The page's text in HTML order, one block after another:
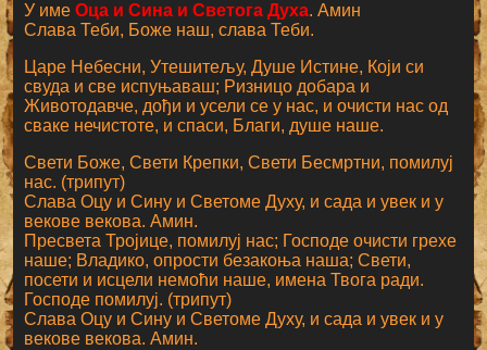
У имеОца и Сина и Светога Духа. Амин
Слава Теби, Боже наш, слава Теби.
Царе Небесни, Утешитељу, Душе Истине, Који си
свуда и све испуњаваш; Ризницо добара и
Животодавче, дођи и усели се у нас, и очисти нас од
сваке нечистоте, и спаси, Благи, душе наше.
Свети Боже, Свети Крепки, Свети Бесмртни, помилуј
нас. (трипут)
Слава Оцу и Сину и Светоме Духу, и сада и увек и у
векове векова. Амин.
Пресвета Тројице, помилуј нас; Господе очисти грехе
наше; Владико, опрости безакоња наша; Свети,
посети и исцели немоћи наше, имена Твога ради.
Господе помилуј. (трипут)
Слава Оцу и Сину и Светоме Духу, и сада и увек и у
векове векова. Амин.